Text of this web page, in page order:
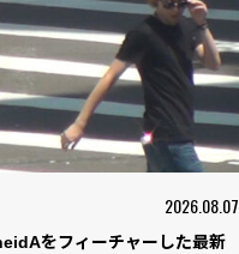
2026.08.07
をフィーチャーした最新